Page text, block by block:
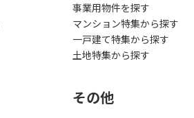
事業用物件を探す
マンション特集から探す
一戸建て特集から探す
土地特集から探す
その他